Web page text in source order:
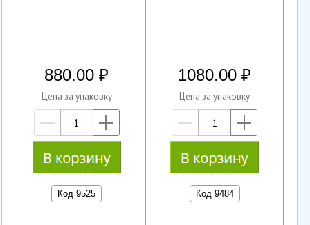
880.00
Цена за упаковку
—
1080.00
Цена за упаковку
—
Код 9525 Код 9484